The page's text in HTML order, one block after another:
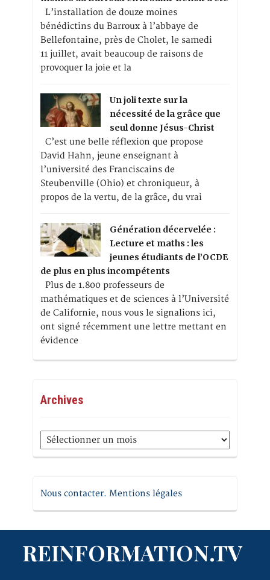
L’installation de douze moines
bénédictins du Barroux à l’abbaye de
Bellefontaine, près de Cholet, le samedi
11 juillet, avait beaucoup de raisons de
provoquer la joie et la
Un joli texte sur la
nécessité de la grâce que
seul donne Jésus-Christ
C’est une belle réflexion que propose
David Hahn, jeune enseignant à
l’université des Franciscains de
Steubenville (Ohio) et chroniqueur, à
propos de la vertu, de la grâce, du vrai
Génération décervelée :
Lecture et maths : les
jeunes étudiants de l’OCDE
de plus en plus incompétents
Plus de 1.800 professeurs de
mathématiques et de sciences à l’Université
de Californie, nous vous le signalions ici,
ont signé récemment une lettre mettant en
évidence
Archives
Archives
Nous contacter. Mentions légales
REINFORMATION.TV